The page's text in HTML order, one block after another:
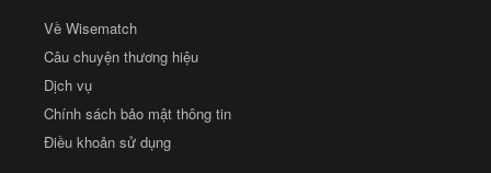
Về Wisematch
Câu chuyện thương hiệu
Dịch vụ
Chính sách bảo mật thông tin
Điều khoản sử dụng